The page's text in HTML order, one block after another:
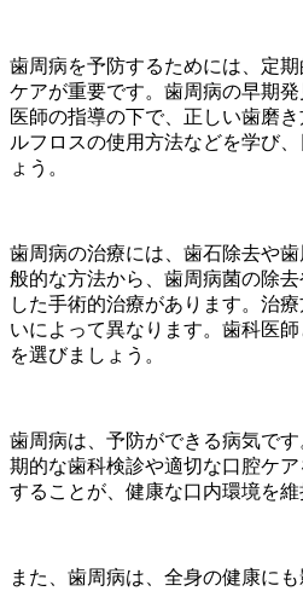
歯周病を予防するためには、定
ケアが重要です。歯周病の早期
医師の指導の下で、正しい歯磨
ルフロスの使用方法などを学び
ょう。
歯周病の治療には、歯石除去や
般的な方法から、歯周病菌の除
した手術的治療があります。治
いによって異なります。歯科医
を選びましょう。
歯周病は、予防ができる病気で
期的な歯科検診や適切な口腔ケ
することが、健康な口内環境を維
また、歯周病は、全身の健康に